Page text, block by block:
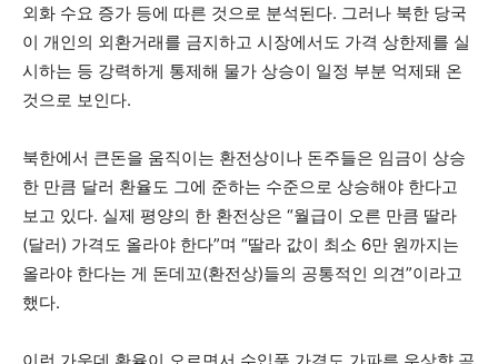
외화 수요 증가 등에 따른 것으로 분석된다. 그러나 북한 당국
이 개인의 외환거래를 금지하고 시장에서도 가격 상한제를 실
시하는 등 강력하게 통제해 물가 상승이 일정 부분 억제돼 온
것으로 보인다.
북한에서 큰돈을 움직이는 환전상이나 돈주들은 임금이 상승
한 만큼 달러 환율도 그에 준하는 수준으로 상승해야 한다고
보고 있다. 실제 평양의 한 환전상은 “월급이 오른 만큼 딸라
(달러) 가격도 올라야 한다”며 “딸라 값이 최소 6만 원까지는
올라야 한다는 게 돈데꼬(환전상)들의 공통적인 의견”이라고
했다.